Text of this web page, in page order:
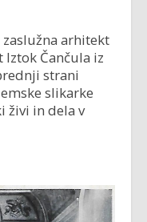
arhitekt
Čančula iz
strani
slikarke
živi in dela v